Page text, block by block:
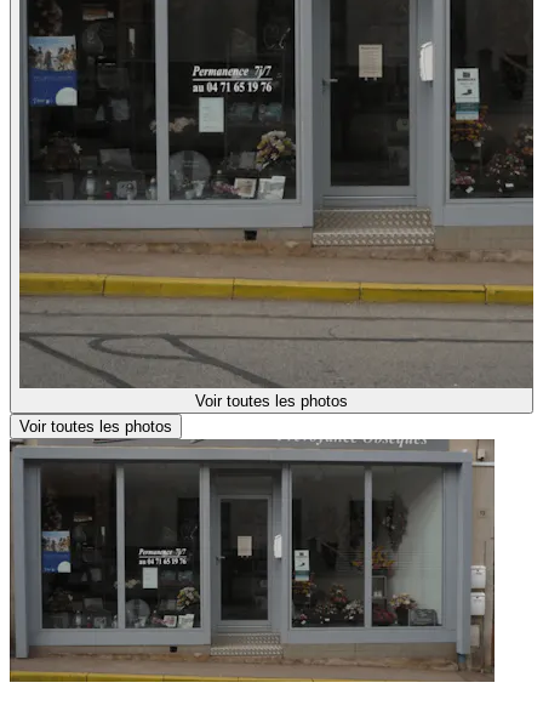
Voir toutes les photos
Voir toutes les photos